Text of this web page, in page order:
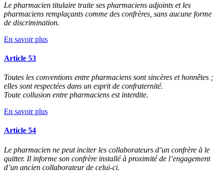
Le pharmacien titulaire traite ses pharmaciens adjoints et les
pharmaciens remplaçants comme des confrères, sans aucune forme
de discrimination.
En savoir plus
Article 53
Toutes les conventions entre pharmaciens sont sincères et honnêtes ;
elles sont respectées dans un esprit de confraternité.
Toute collusion entre pharmaciens est interdite.
En savoir plus
Article 54
Le pharmacien ne peut inciter les collaborateurs d’un confrère à le
quitter. Il informe son confrère installé à proximité de l’engagement
d’un ancien collaborateur de celui-ci.